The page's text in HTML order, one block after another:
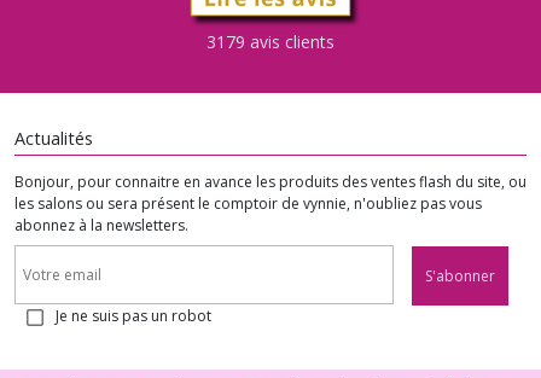
3179 avis clients
Actualités
Bonjour, pour connaitre en avance les produits des ventes flash du site, ou
les salons ou sera présent le comptoir de vynnie, n'oubliez pas vous
abonnez à la newsletters.
S'abonner
Je ne suis pas un robot